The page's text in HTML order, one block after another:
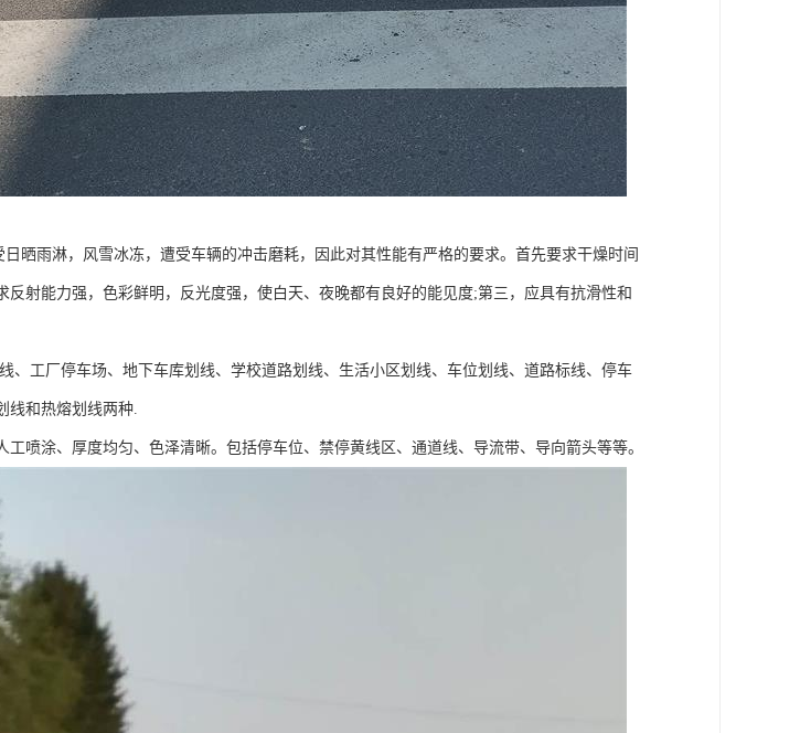
晒雨淋，风雪冰冻，遭受车辆的冲击磨耗，因此对其性能有严格的要求。首先要求干燥时间
射能力强，色彩鲜明，反光度强，使白天、夜晚都有良好的能见度;第三，应具有抗滑性和
、工厂停车场、地下车库划线、学校道路划线、生活小区划线、车位划线、道路标线、停车
线和热熔划线两种.
喷涂、厚度均匀、色泽清晰。包括停车位、禁停黄线区、通道线、导流带、导向箭头等等。